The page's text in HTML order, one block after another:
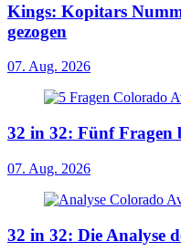
Kings: Kopitars
gezogen
07. Aug. 2026
32 in 32: Fünf Fragen
07. Aug. 2026
32 in 32: Die Analyse